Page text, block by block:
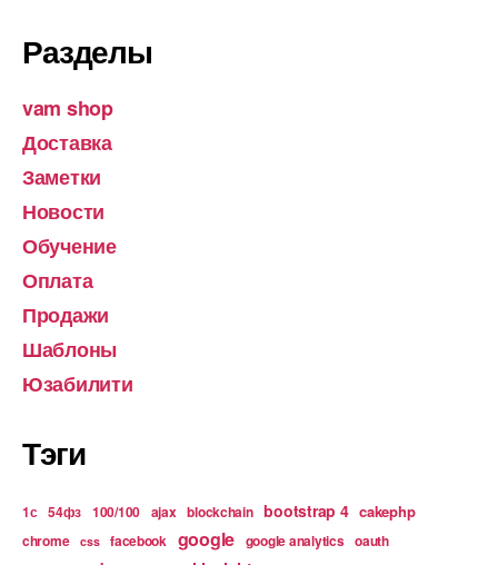
Разделы
vam shop
Доставка
Заметки
Новости
Обучение
Оплата
Продажи
Шаблоны
Юзабилити
Тэги
1с 54фз 100/100 ajax blockchain bootstrap 4 cakephp
chrome css facebook google google analytics oauth